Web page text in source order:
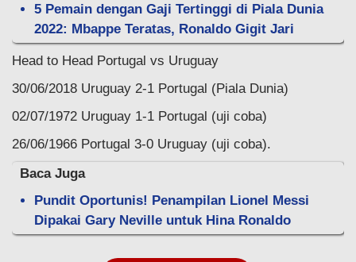
5 Pemain dengan Gaji Tertinggi di Piala Dunia
2022: Mbappe Teratas, Ronaldo Gigit Jari
Head to Head Portugal vs Uruguay
30/06/2018 Uruguay 2-1 Portugal (Piala Dunia)
02/07/1972 Uruguay 1-1 Portugal (uji coba)
26/06/1966 Portugal 3-0 Uruguay (uji coba).
Baca Juga
Pundit Oportunis! Penampilan Lionel Messi
Dipakai Gary Neville untuk Hina Ronaldo